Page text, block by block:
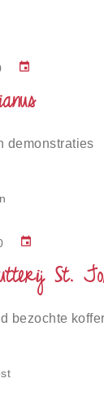
event
demonstraties
event
St.
bezochte